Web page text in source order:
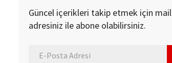
Güncel içerikleri takip etmek için mail
adresiniz ile abone olabilirsiniz.